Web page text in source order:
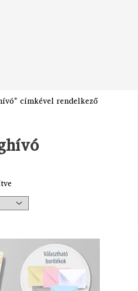
címkével rendelkező